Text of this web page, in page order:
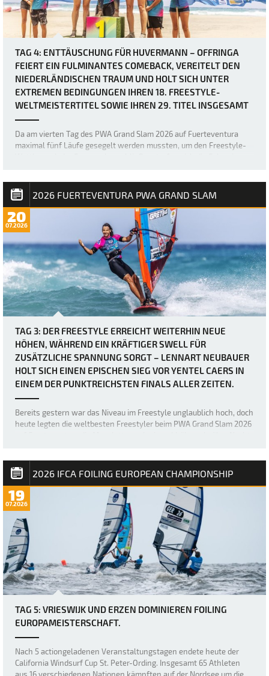
TAG 4: ENTTÄUSCHUNG FÜR HUVERMANN – OFFRINGA
FEIERT EIN FULMINANTES COMEBACK, VEREITELT DEN
NIEDERLÄNDISCHEN TRAUM UND HOLT SICH UNTER
EXTREMEN BEDINGUNGEN IHREN 18. FREESTYLE-
WELTMEISTERTITEL SOWIE IHREN 29. TITEL INSGESAMT
Da am vierten Tag des PWA Grand Slam 2026 auf Fuerteventura
maximal fünf Läufe gesegelt werden mussten, um den Freestyle-
kam. Die heutigen Bedingung…
2026 FUERTEVENTURA PWA GRAND SLAM
20
07.2026
TAG 3: DER FREESTYLE ERREICHT WEITERHIN NEUE
HÖHEN, WÄHREND EIN KRÄFTIGER SWELL FÜR
ZUSÄTZLICHE SPANNUNG SORGT – LENNART NEUBAUER
HOLT SICH EINEN EPISCHEN SIEG VOR YENTEL CAERS IN
EINEM DER PUNKTREICHSTEN FINALS ALLER ZEITEN.
Bereits gestern war das Niveau im Freestyle unglaublich hoch, doch
heute legten die weltbesten Freestyler beim PWA Grand Slam 2026
besten Freestyl…
2026 IFCA FOILING EUROPEAN CHAMPIONSHIP
19
07.2026
TAG 5: VRIESWIJK UND ERZEN DOMINIEREN FOILING
EUROPAMEISTERSCHAFT.
Nach 5 actiongeladenen Veranstaltungstagen endete heute der
California Windsurf Cup St. Peter-Ording. Insgesamt 65 Athleten